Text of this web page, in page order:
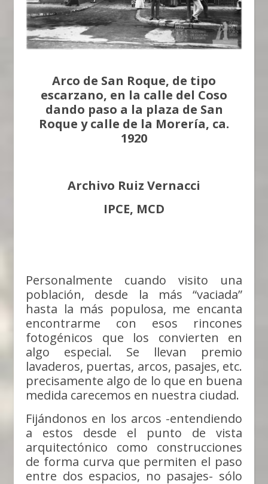
Arco de San Roque, de tipo
escarzano, en la calle del Coso
dando paso a la plaza de San
Roque y calle de la Morería, ca.
1920
Archivo Ruiz Vernacci
IPCE, MCD
Personalmente cuando visito una
población, desde la más “vaciada”
hasta la más populosa, me encanta
encontrarme con esos rincones
fotogénicos que los convierten en
algo especial. Se llevan premio
lavaderos, puertas, arcos, pasajes, etc.
precisamente algo de lo que en buena
medida carecemos en nuestra ciudad.
Fijándonos en los arcos -entendiendo
a estos desde el punto de vista
arquitectónico como construcciones
de forma curva que permiten el paso
entre dos espacios, no pasajes- sólo